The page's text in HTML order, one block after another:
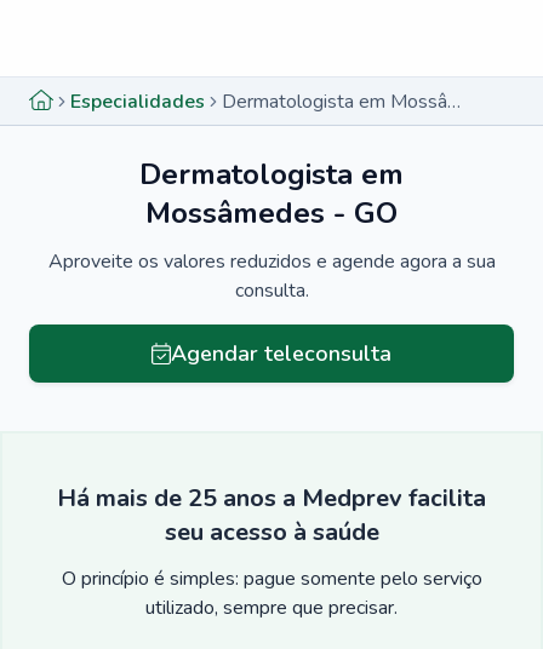
Especialidades Dermatologista em Mossâmedes - GO
Dermatologista em
Mossâmedes - GO
Aproveite os valores reduzidos e agende agora a sua
consulta.
Agendar teleconsulta
Há mais de 25 anos a Medprev facilita
seu acesso à saúde
O princípio é simples: pague somente pelo serviço
utilizado, sempre que precisar.